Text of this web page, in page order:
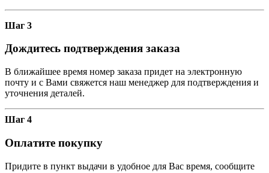
Шаг 3
Дождитесь подтверждения заказа
В ближайшее время номер заказа придет на электронную
почту и с Вами свяжется наш менеджер для подтверждения и
уточнения деталей.
Шаг 4
Оплатите покупку
Придите в пункт выдачи в удобное для Вас время, сообщите